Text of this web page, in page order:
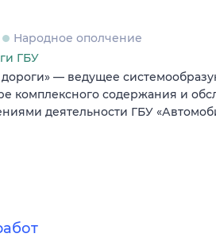
Народное ополчение
ГБУ
— ведущее
комплексного содержания и
деятельности ГБУ